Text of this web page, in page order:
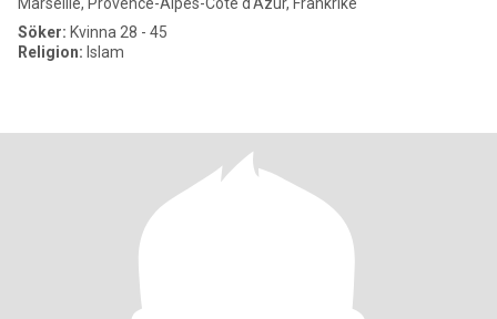
Söker: Kvinna 28 - 45
Religion: Islam